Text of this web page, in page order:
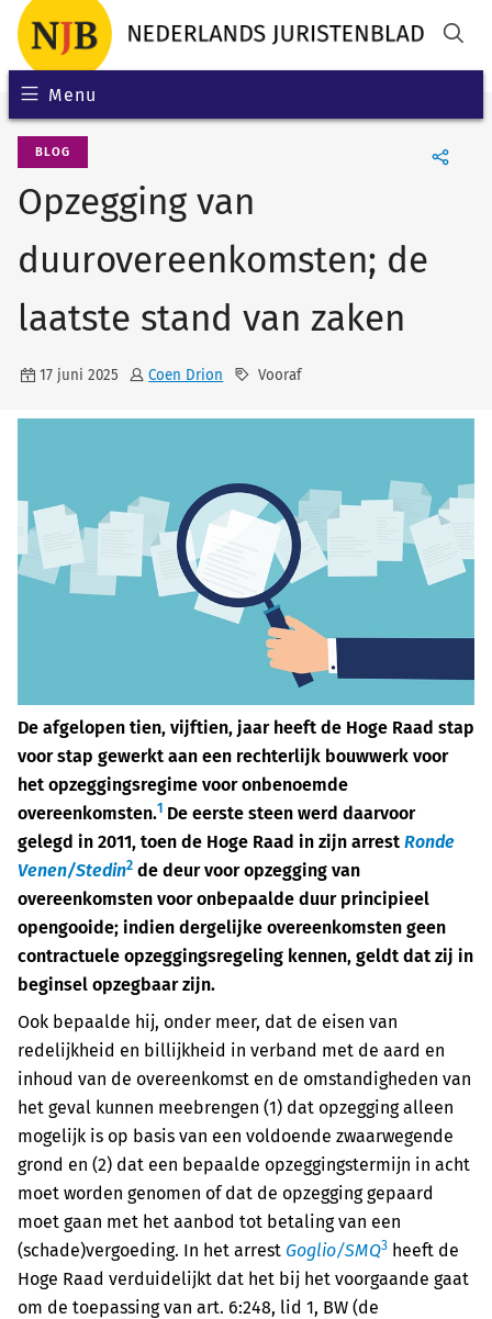
Menu
BLOG
Opzegging van
duurovereenkomsten; de
laatste stand van zaken
17 juni 2025 Coen Drion Vooraf
De afgelopen tien, vijftien, jaar heeft de Hoge Raad stap
voor stap gewerkt aan een rechterlijk bouwwerk voor
het opzeggingsregime voor onbenoemde
overeenkomsten.1 De eerste steen werd daarvoor
gelegd in 2011, toen de Hoge Raad in zijn arrest Ronde
Venen/Stedin2 de deur voor opzegging van
overeenkomsten voor onbepaalde duur principieel
opengooide; indien dergelijke overeenkomsten geen
contractuele opzeggingsregeling kennen, geldt dat zij in
beginsel opzegbaar zijn.
Ook bepaalde hij, onder meer, dat de eisen van
redelijkheid en billijkheid in verband met de aard en
inhoud van de overeenkomst en de omstandigheden van
het geval kunnen meebrengen (1) dat opzegging alleen
mogelijk is op basis van een voldoende zwaarwegende
grond en (2) dat een bepaalde opzeggingstermijn in acht
moet worden genomen of dat de opzegging gepaard
moet gaan met het aanbod tot betaling van een
(schade)vergoeding. In het arrest Goglio/SMQ3 heeft de
Hoge Raad verduidelijkt dat het bij het voorgaande gaat
om de toepassing van art. 6:248, lid 1, BW (de